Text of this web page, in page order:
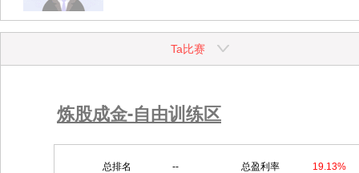
Ta比赛
炼股成金-自由训练区
总排名 -- 总盈利率 19.13%